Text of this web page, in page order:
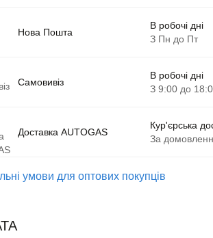
Нова Пошта
В робочі дні
З Пн до Пт
Самовивіз
В робочі дні
З 9:00 до
Доставка AUTOGAS
Кур'єрська
За
умови для оптових покупців